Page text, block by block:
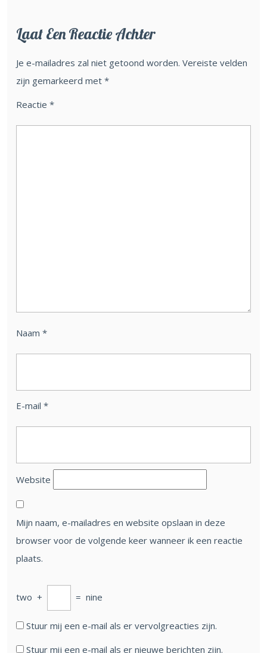
Laat Een Reactie Achter
Je e-mailadres zal niet getoond worden. Vereiste velden
zijn gemarkeerd met *
Reactie *
Naam *
E-mail *
Website
Mijn naam, e-mailadres en website opslaan in deze
browser voor de volgende keer wanneer ik een reactie
plaats.
two + = nine
Stuur mij een e-mail als er vervolgreacties zijn.
Stuur mij een e-mail als er nieuwe berichten zijn.